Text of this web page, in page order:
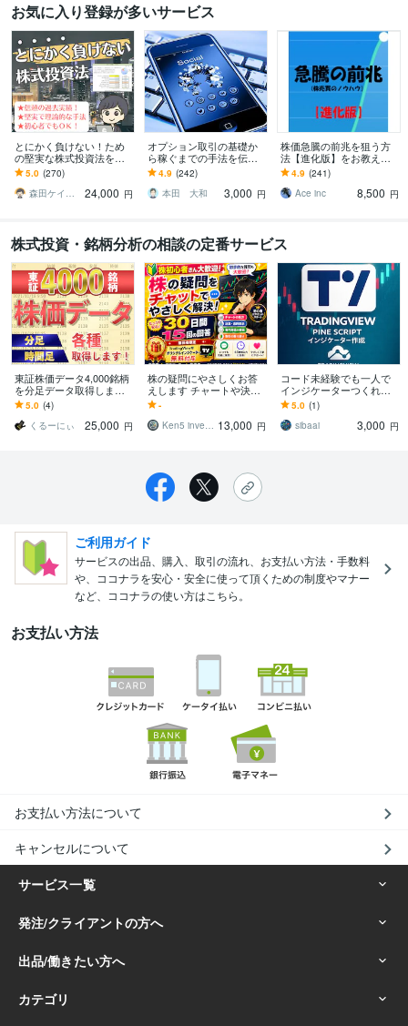
お気に入り登録が多いサービス
とにかく負けない！ため
の堅実な株式投資法を教
えます 実績全公開！ＦＰ
が優しく指導☆初心者様
大歓迎◎新NISA対応
5.0 (270)
森田ケイ＠資産戦略ＦＰ
24,000 円
オプション取引の基礎か
ら稼ぐまでの手法を伝授
します 日経２２５オプシ
ョン【チャート・指数不
要】勝ち組手法を大公開
4.9 (242)
本田 大和
3,000 円
株価急騰の前兆を狙う方
法【進化版】をお教えし
ます ！急騰を狙いたい方
オススメです！
4.9 (241)
Ace inc
8,500 円
株式投資・銘柄分析の相談の定番サービス
東証株価データ4,000銘柄
を分足データ取得します
取得できる過去データは5
分足で1年2ヶ月分 お早め
にどうぞ！
5.0 (4)
くるーにぃ
25,000 円
株の疑問にやさしくお答
えします チャートや決算
の「分からない」を一緒
に解決
-
Ken5 investment lab 13,000 円
コード未経験でも一人で
インジケーターつくれま
す 初心者向け・プログラ
ミング知識不要
5.0 (1)
sibaai
3,000 円
ご利用ガイド
サービスの出品、購入、取引の流れ、お支払い方法・手数料
や、ココナラを安心・安全に使って頂くための制度やマナー
など、ココナラの使い方はこちら。
お支払い方法
お支払い方法について
キャンセルについて